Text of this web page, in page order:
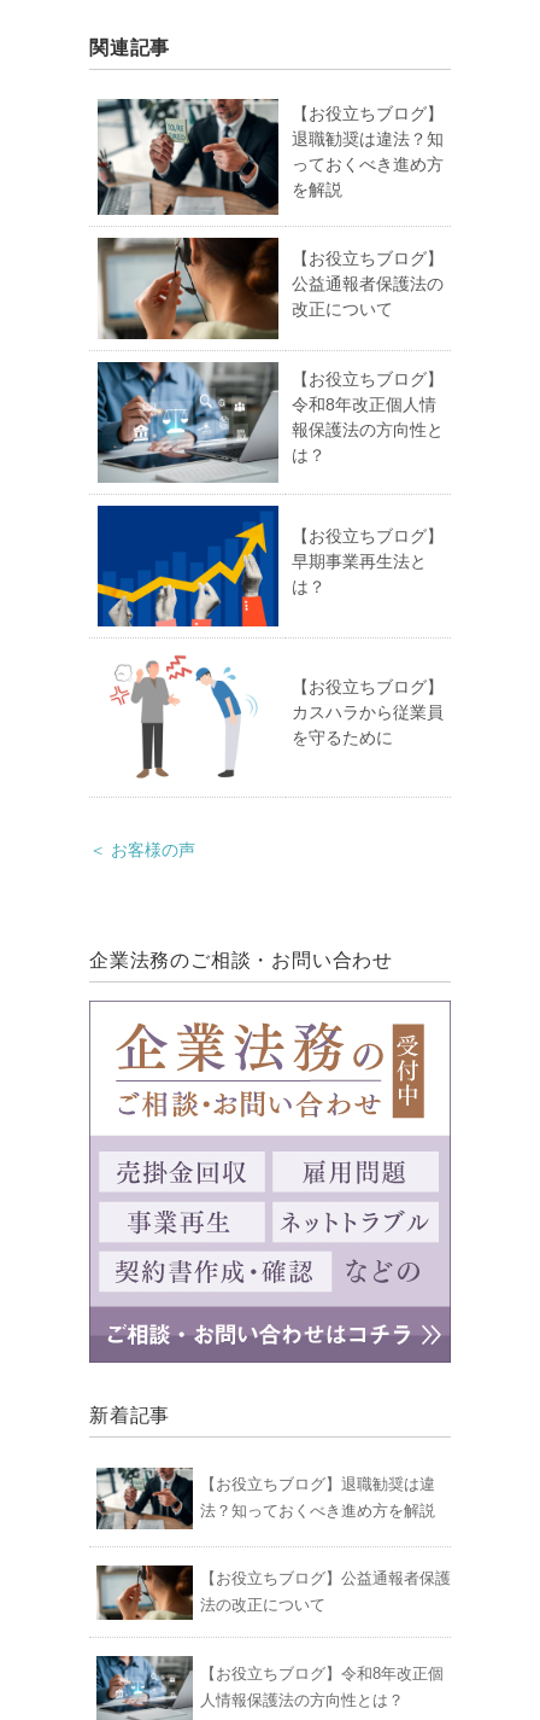
関連記事
【お役立ちブログ】
退職勧奨は違法？知
っておくべき進め方
を解説
【お役立ちブログ】
公益通報者保護法の
改正について
【お役立ちブログ】
令和8年改正個人情
報保護法の方向性と
は？
【お役立ちブログ】
早期事業再生法と
は？
【お役立ちブログ】
カスハラから従業員
を守るために
＜ お客様の声
企業法務のご相談・お問い合わせ
新着記事
【お役立ちブログ】退職勧奨は違
法？知っておくべき進め方を解説
【お役立ちブログ】公益通報者保護
法の改正について
【お役立ちブログ】令和8年改正個
人情報保護法の方向性とは？